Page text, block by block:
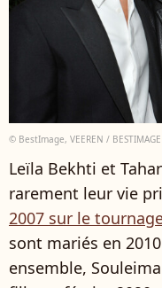
© BestImage, VEEREN / BESTIMAGE
Leïla Bekhti et
rarement leur vie
2007 sur le
sont mariés en
ensemble,